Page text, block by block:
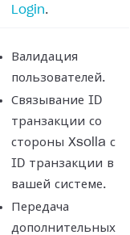
Login.
Валидация
пользователей.
Связывание ID
транзакции со
стороны Xsolla с
ID транзакции в
вашей системе.
Передача
дополнительных